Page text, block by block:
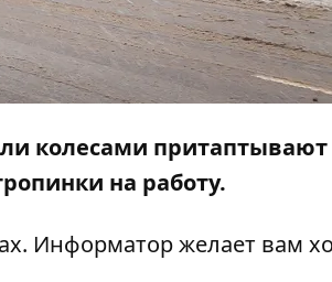
колесами притаптывают
на работу.
Информаторжелает вам